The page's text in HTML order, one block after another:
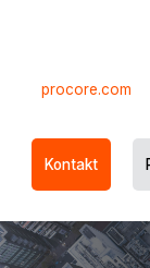
procore.com
Kontakt